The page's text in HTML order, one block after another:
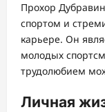
Прохор
спортом и
карьере. Он
молодых
трудолюбием
Личная